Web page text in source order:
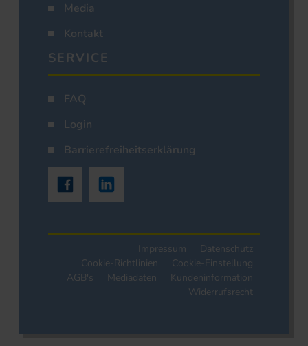
Media
Kontakt
SERVICE
FAQ
Login
Barrierefreiheitserklärung
Impressum
Datenschutz
Cookie-Richtlinien
Cookie-Einstellung
AGB's
Mediadaten
Kundeninformation
Widerrufsrecht